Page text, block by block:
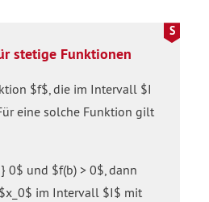
stetige Funktionen
$f$, die im Intervall $I
eine solche Funktion gilt
0$ und $f(b) > 0$, dann
im Intervall $I$ mit